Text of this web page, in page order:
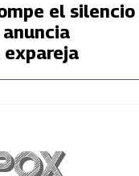
el silencio